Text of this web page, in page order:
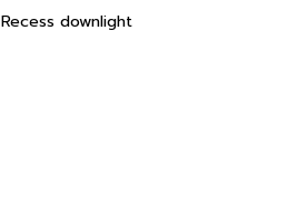
Recess downlight